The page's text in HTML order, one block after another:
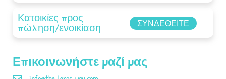
Επικοινωνήστε μαζί μας
Κατοικίες προς
πώληση/ενοικίαση ΣΥΝΔΕΘΕΊΤΕ